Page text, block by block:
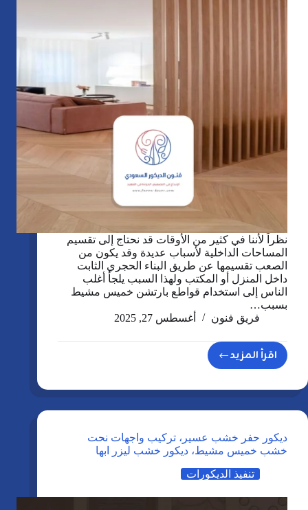
نظراً لأننا في كثير من الأوقات قد نحتاج إلى تقسيم
المساحات الداخلية لأسباب عديدة وقد يكون من
الصعب تقسيمها عن طريق البناء الحجري الثابت
داخل المنزل أو المكتب ولهذا السبب يلجأ أغلب
الناس إلى استخدام قواطع بارتشن خميس مشيط
بسبب…
فريق فنون
أغسطس 27, 2025
اقرأ المزيد
قواطع
مشيط
0508803582
قواطع
خشبية
بارتشن
ابها
ديكور حفر خشب عسير، تركيب واجهات نحت
خشب خميس مشيط، ديكور خشب ليزر ابها
تنفيذ الديكورات